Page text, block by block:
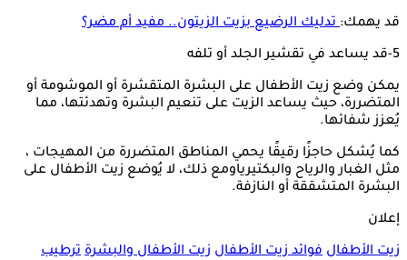
قد يهمك:تدليك الرضيع بزيت الزيتون.. مفيد أم مضر؟
5-قد يساعد في تقشير الجلد أو تلفه
يمكن وضع زيت الأطفال على البشرة المتقشرة أو الموشومة أو
المتضررة، حيث يساعد الزيت على تنعيم البشرة وتهدئتها، مما
يُعزز شفائها.
كما يُشكل حاجزًا رقيقًا يحمي المناطق المتضررة من المهيجات ،
مثل الغبار والرياح والبكتيرياومع ذلك، لا يُوضع زيت الأطفال على
البشرة المتشققة أو النازفة.
إعلان
زيت الأطفال فوائد زيت الأطفال زيت الأطفال والبشرة ترطيب